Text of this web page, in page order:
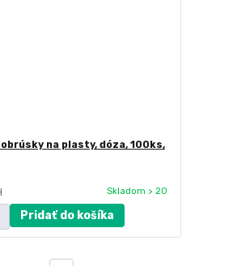
na plasty, dóza, 100ks,
Skladom > 20
Pridať do košíka